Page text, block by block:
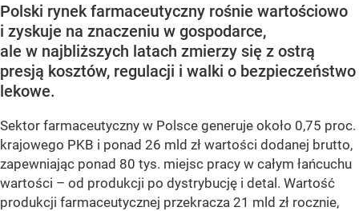
Polski rynek farmaceutyczny rośnie wartościowo
i zyskuje na znaczeniu w gospodarce,
ale w najbliższych latach zmierzy się z ostrą
presją kosztów, regulacji i walki o bezpieczeństwo
lekowe.
Sektor farmaceutyczny w Polsce generuje około 0,75 proc.
krajowego PKB i ponad 26 mld zł wartości dodanej brutto,
zapewniając ponad 80 tys. miejsc pracy w całym łańcuchu
wartości – od produkcji po dystrybucję i detal. Wartość
produkcji farmaceutycznej przekracza 21 mld zł rocznie,